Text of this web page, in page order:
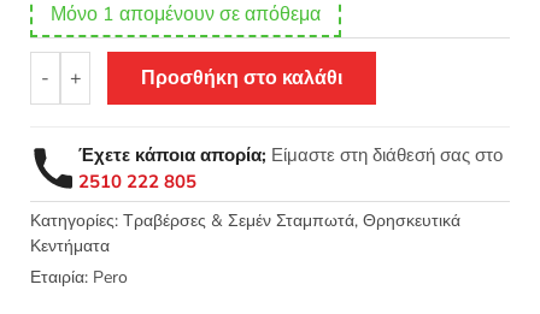
Μόνο 1 απομένουν σε απόθεμα
-
Σταμπωτό
εκκλησιαστικό
38x60
Κνωσός
σταυρός
λουλούδια
Art2
-
+ Προσθήκη στο καλάθι
Έχετε κάποια απορία; Είμαστε στη διάθεσή σας στο
2510 222 805
Κατηγορίες: Τραβέρσες & Σεμέν Σταμπωτά, Θρησκευτικά
Κεντήματα
Εταιρία: Pero